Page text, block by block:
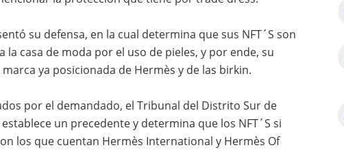
su defensa, en la cual determina que sus NFT´S son
casa de moda por el uso de pieles, y por ende, su
ya posicionada de Hermès y de las birkin.
por el demandado, el Tribunal del Distrito Sur de
un precedente y determina que los NFT´S si
los que cuentan Hermès International y Hermès Of